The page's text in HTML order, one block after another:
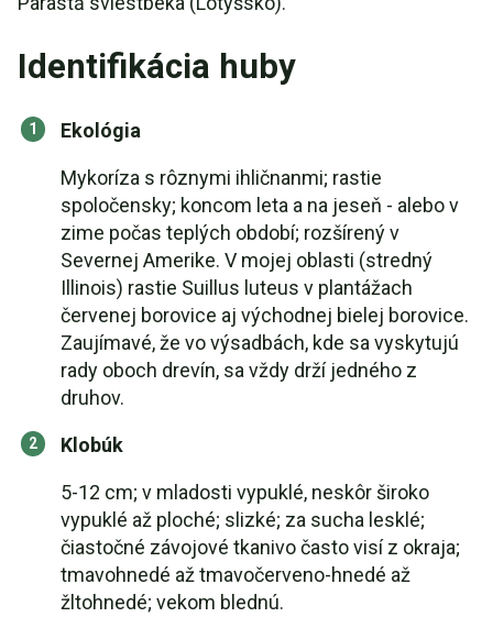
Identifikácia huby
Ekológia
Mykoríza s rôznymi ihličnanmi; rastie
spoločensky; koncom leta a na jeseň - alebo v
zime počas teplých období; rozšírený v
Severnej Amerike. V mojej oblasti (stredný
Illinois) rastie Suillus luteus v plantážach
červenej borovice aj východnej bielej borovice.
Zaujímavé, že vo výsadbách, kde sa vyskytujú
rady oboch drevín, sa vždy drží jedného z
druhov.
Klobúk
5-12 cm; v mladosti vypuklé, neskôr široko
vypuklé až ploché; slizké; za sucha lesklé;
čiastočné závojové tkanivo často visí z okraja;
tmavohnedé až tmavočerveno-hnedé až
žltohnedé; vekom blednú.